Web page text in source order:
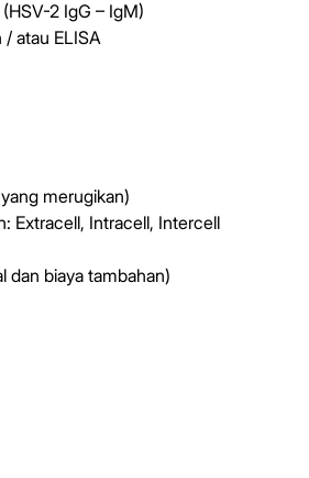
2 IgG – IgM)
/ atau ELISA
merugikan)
Extracell, Intracell, Intercell
dan biaya tambahan)